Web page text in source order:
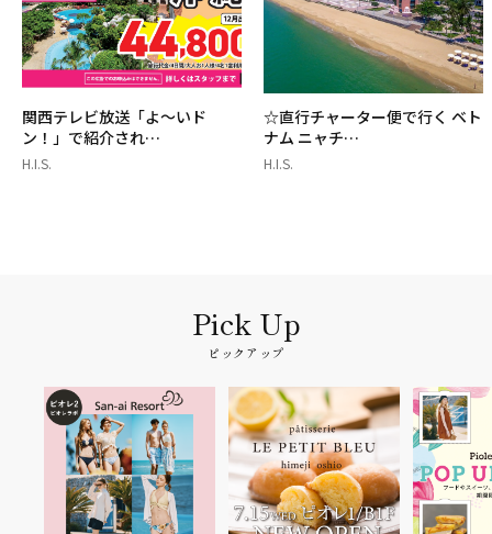
関西テレビ放送「よ～いド
ン！」で紹介され…
H.I.S.
☆直行チャーター便で行く ベト
ナム ニャチ…
H.I.S.
ピックアップ